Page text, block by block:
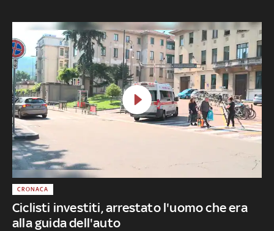
Ciclisti investiti, arrestato l'uomo che era
alla guida dell'auto
CRONACA